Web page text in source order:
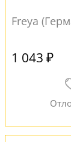
Freya
1 043 ₽